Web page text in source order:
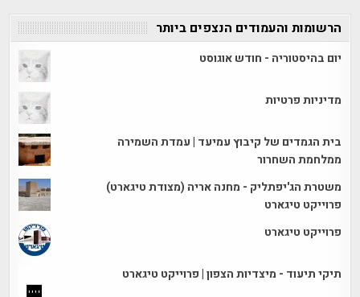
הרשומות והעמודים הנצפים ביותר
יום בהיסטוריה - חודש אוגוסט
מדיניות פרטיות
בית הגמדים של קיבוץ עמיעד | עמדת השמירה
ממלחמת השחרור
משטרת הג'יפתליק - מחנה אריה (מצודת טיגארט)
פרוייקט טיגארט
פרוייקט טיגארט
תיקי תיעוד - מיצדיות הצפון | פרוייקט טיגארט